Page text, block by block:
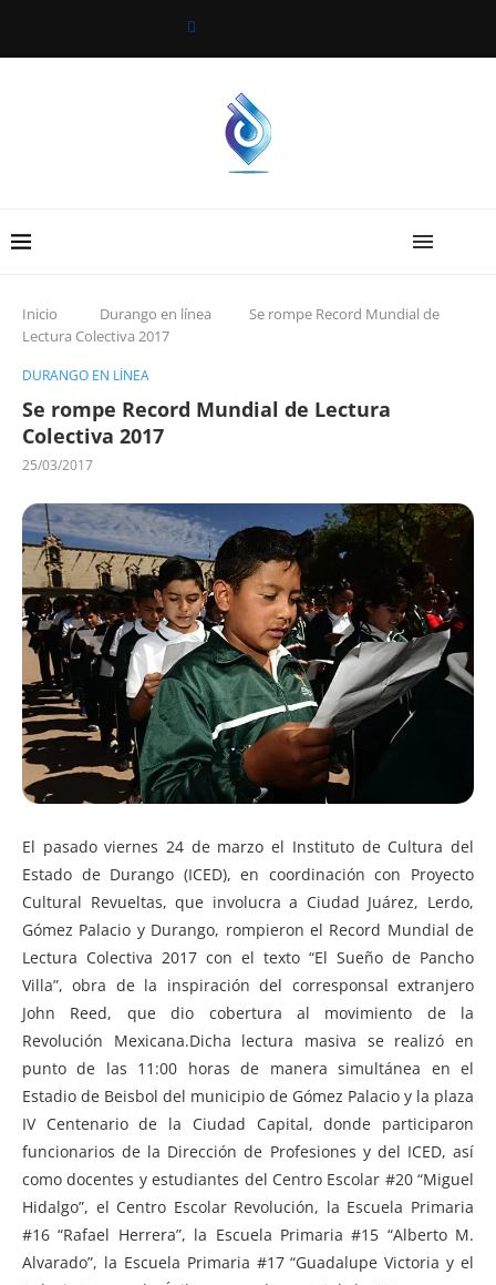
Inicio Durango en línea
Se rompe Record Mundial de
Lectura Colectiva 2017
DURANGO EN LÍNEA
Se rompe Record Mundial de Lectura
Colectiva 2017
25/03/2017
El pasado viernes 24 de marzo el Instituto de Cultura del
Estado de Durango (ICED), en coordinación con Proyecto
Cultural Revueltas, que involucra a Ciudad Juárez, Lerdo,
Gómez Palacio y Durango, rompieron el Record Mundial de
Lectura Colectiva 2017 con el texto “El Sueño de Pancho
Villa”, obra de la inspiración del corresponsal extranjero
John Reed, que dio cobertura al movimiento de la
Revolución Mexicana.Dicha lectura masiva se realizó en
punto de las 11:00 horas de manera simultánea en el
Estadio de Beisbol del municipio de Gómez Palacio y la plaza
IV Centenario de la Ciudad Capital, donde participaron
funcionarios de la Dirección de Profesiones y del ICED, así
como docentes y estudiantes del Centro Escolar #20 “Miguel
Hidalgo”, el Centro Escolar Revolución, la Escuela Primaria
#16 “Rafael Herrera”, la Escuela Primaria #15 “Alberto M.
Alvarado”, la Escuela Primaria #17 “Guadalupe Victoria y el